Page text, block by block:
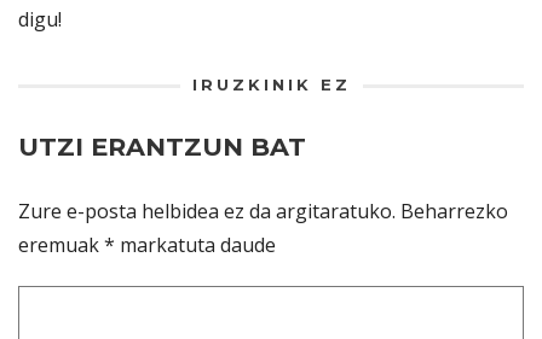
digu!
IRUZKINIK EZ
UTZI ERANTZUN BAT
Zure e-posta helbidea ez da argitaratuko. Beharrezko
eremuak* markatuta daude